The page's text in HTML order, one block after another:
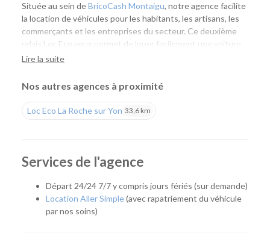
Située au sein deBricoCash Montaigu, notre agence facilite
la location de véhicules pour les habitants, les artisans, les
commerçants et les entreprises du secteur. Ce deuxième
relais Loc Eco vous permet de louer facilement une voiture
ou un utilitaire à proximité de chez vous, tout en profitant
véhicules.
déplacement professionnel, notre agence vous accompagne
avec une solution adaptée. Grâce à son implantation au sein
près de vos achats ou de votre chantier, pour un gain de
temps appréciable.
Lire la suite
Nos autres agences à proximité
Loc Eco La Roche sur Yon 33,6 km
Services de l'agence
Départ 24/24 7/7 y compris jours fériés (sur demande)
Location Aller Simple(avec rapatriement du véhicule
par nos soins)